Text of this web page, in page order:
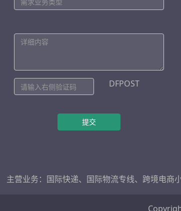
DFPOST
提交
主营业务： 国际快递、 国际物流专线、跨境电商